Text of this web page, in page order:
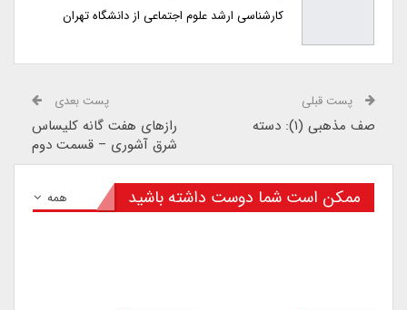
کارشناسی ارشد علوم اجتماعی از دانشگاه تهران
پست قبلی
صف مذهبی (۱): دسته
پست بعدی
رازهای هفت گانه کلیساس
شرق آشوری – قسمت دوم
همه ممکن است شما دوست داشته باشید